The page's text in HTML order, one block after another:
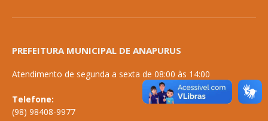
PREFEITURA MUNICIPAL DE ANAPURUS
Atendimento de segunda a sexta de 08:00 às 14:00
Telefone:
(98) 98408-9977